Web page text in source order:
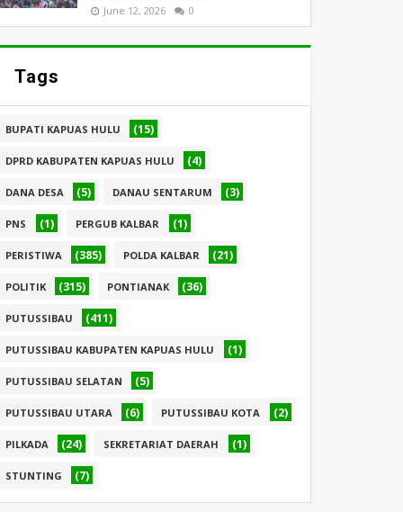
June 12, 2026 0
Tags
BUPATI KAPUAS HULU (15)
DPRD KABUPATEN KAPUAS HULU (4)
DANA DESA (5) DANAU SENTARUM (3)
PNS (1) PERGUB KALBAR (1)
PERISTIWA (385) POLDA KALBAR (21)
POLITIK (315) PONTIANAK (36)
PUTUSSIBAU (411)
PUTUSSIBAU KABUPATEN KAPUAS HULU (1)
PUTUSSIBAU SELATAN (5)
PUTUSSIBAU UTARA (6) PUTUSSIBAU KOTA (2)
PILKADA (24) SEKRETARIAT DAERAH (1)
STUNTING (7)